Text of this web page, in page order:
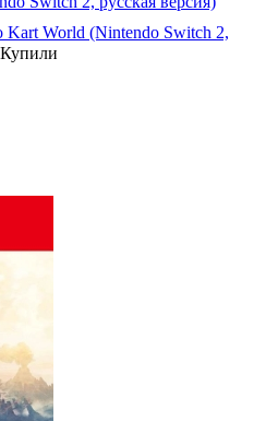
World (Nintendo Switch 2,
Купили